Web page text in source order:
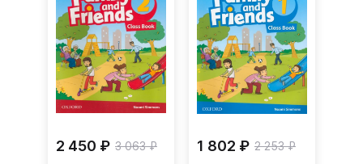
2 450 ₽ 3 063 ₽ 1 802 ₽ 2 253 ₽